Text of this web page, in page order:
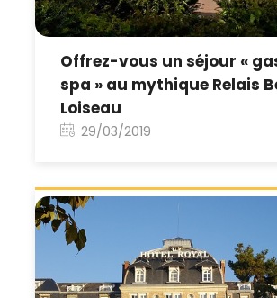
Offrez-vous un séjour «
spa » au mythique Relais
Loiseau
29/03/2019